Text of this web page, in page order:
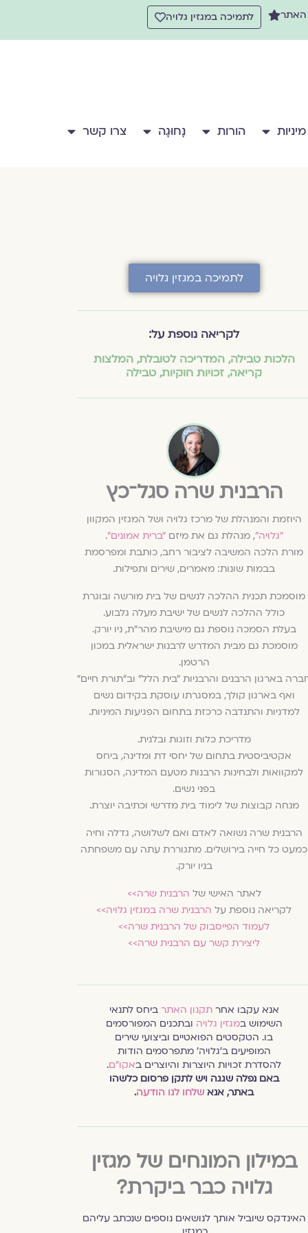
האתר לתמיכה במגזין גלויה
מיניות הורות נָחוּגָה צרו קשר
לתמיכה במגזין גלויה
לקריאה נוספת על:
הלכות טבילה,המדריכה לטובלת,המלצות
קריאה, זכויות חוקיות, טבילה
הרבנית שרה סגל־כץ
היוזמת והמנהלת של מרכז גלויה ושל המגזין המקוון
״גלויה״, מנהלת גם את מיזם״ברית אמונים״.
מורת הלכה המשיבה לציבור רחב, כותבת ומפרסמת
בבמות שונות: מאמרים, שירים ותפילות.
מוסמכת תכנית ההלכה לנשים של בית מורשה ובוגרת
כולל ההלכה לנשים של ישיבת מעלה גלבוע.
בעלת הסמכה נוספת גם מישיבת מהר״ת, ניו יורק.
מוסמכת גם מבית המדרש לרבנות ישראלית במכון
הרטמן.
בארגון הרבנים והרבניות ״בית הלל״ וב״תורת חיים״
ואף בארגון קולך, במסגרתו עוסקת בקידום נשים
למדניות והתנדבה כרכזת בתחום הפגיעות המיניות.
מדריכת כלות וזוגות ובלנית.
אקטיביסטית בתחום של יחסי דת ומדינה, ביחס
למקוואות ולבחינות הרבנות מטעם המדינה, הסגורות
בפני נשים.
מנחה קבוצות של לימוד בית מדרשי וכתיבה יוצרת.
הרבנית שרה נשואה לאדם ואם לשלושה, גדלה וחיה
כמעט כל חייה בירושלים. מתגוררת עתה עם משפחתה
בניו יורק.
לאתר האישי של הרבנית שרה>>
לקריאה נוספת על הרבנית שרה במגזין גלויה>>
לעמוד הפייסבוק של הרבנית שרה>>
ליצירת קשר עם הרבנית שרה>>
אנא עקבו אחרתקנון האתר ביחס לתנאי
השימוש במגזין גלויה ובתכנים המפורסמים
בו. הטקסטים הפואטיים וביצועי שירים
המופיעים ב׳גלויה׳ מתפרסמים הודות
להסדרת זכויות היוצרות והיוצרים באקו״ם.
באם נפלה שגגה ויש לתקן פרסום כלשהו
באתר, אנא שלחו לנו הודעה.
במילון המונחים של מגזין
גלויה כבר ביקרת?
האינדקס שיוביל אותך לנושאים נוספים שנכתב עליהם